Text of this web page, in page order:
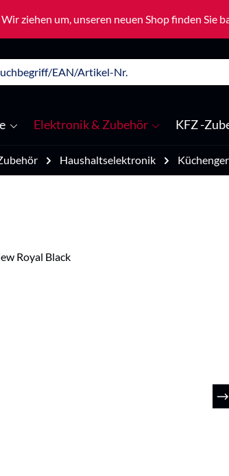
ziehen um, unseren neuen Shop finden Sie
Elektronik & Zubehör KFZ -
Haushaltselektronik